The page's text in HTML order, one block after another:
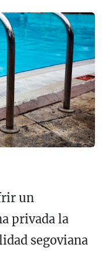
un
privada la
segoviana